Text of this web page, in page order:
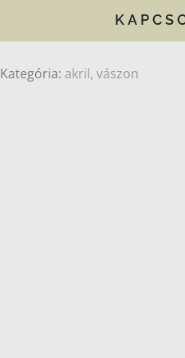
Kategória: akril, vászon